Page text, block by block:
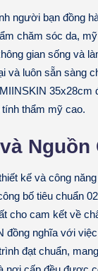
người bạn đồng
chăm sóc da,
gian sống và
và luôn sẵn sàng
35x28cm
thẩm mỹ cao.
Nguồn
kế và công
bố tiêu chuẩn
cho cam kết về
nghĩa với
đạt chuẩn,